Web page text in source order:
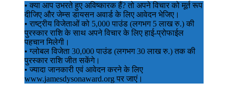
• क्या आप उभरते हुए अविष्कारक हैं? तो अपने विचार को मूर्त रूप
दीजिए और जेम्स डायसन अवार्ड के लिए आवेदन भेजिए।
• राष्ट्रीय विजेताओं को 5,000 पाउंड (लगभग 5 लाख रु.) की
पुरस्कार राशि के साथ अपने विचार के लिए हाई-प्रोफाईल
पहचान मिलेगी।
• ग्लोबल विजेता 30,000 पाउंड (लगभग 30 लाख रु.) तक की
पुरस्कार राशि जीत सकेंगे।
• ज्यादा जानकारी एवं आवेदन करने के लिए
www.jamesdysonaward.org पर जाएं।